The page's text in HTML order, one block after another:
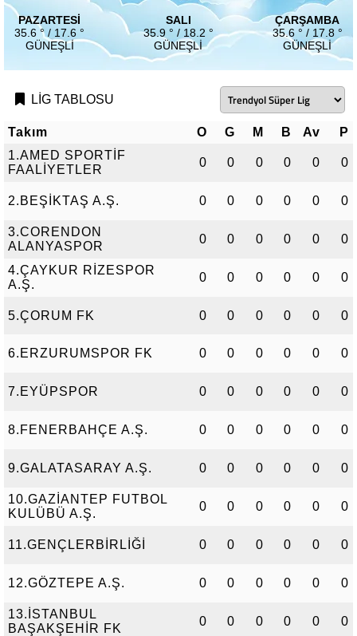
PAZARTESI
35.6 ° / 17.6 °
GÜNEŞLI
SALI
35.9 ° / 18.2 °
GÜNEŞLI
ÇARŞAMBA
35.6 ° / 17.8 °
GÜNEŞLI
LİG TABLOSU
Takım O G M B Av
P
1.AMED SPORTİF
FAALİYETLER
0 0 0 0 0 0
2.BEŞİKTAŞ A.Ş. 0 0 0 0 0 0
3.CORENDON
ALANYASPOR
0 0 0 0 0 0
4.ÇAYKUR RİZESPOR
A.Ş.
0 0 0 0 0 0
5.ÇORUM FK 0 0 0 0 0 0
6.ERZURUMSPOR FK 0 0 0 0 0 0
7.EYÜPSPOR 0 0 0 0 0 0
8.FENERBAHÇE A.Ş. 0 0 0 0 0 0
9.GALATASARAY A.Ş. 0 0 0 0 0 0
10.GAZİANTEP FUTBOL
KULÜBÜ A.Ş.
0 0 0 0 0 0
11.GENÇLERBİRLİĞİ 0 0 0 0 0 0
12.GÖZTEPE A.Ş. 0 0 0 0 0 0
13.İSTANBUL
BAŞAKŞEHİR FK
0 0 0 0 0 0